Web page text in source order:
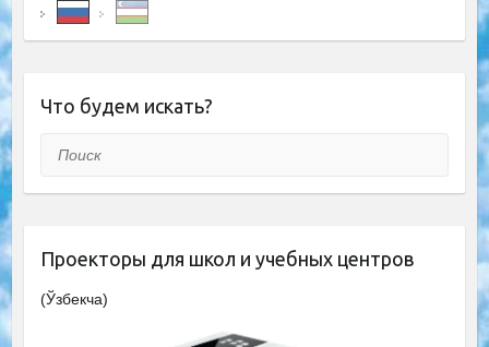
Что будем искать?
Поиск
Проекторы для школ и учебных центров
(Ўзбекча)